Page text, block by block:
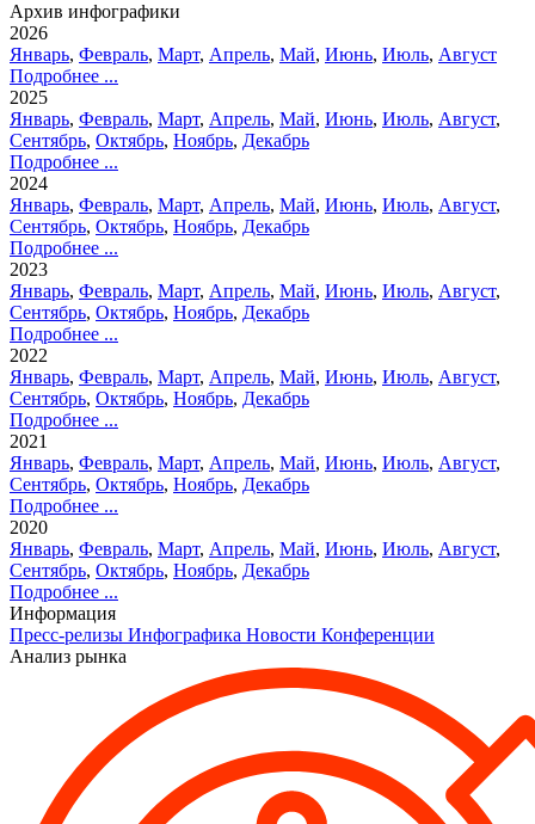
Архив инфографики
2026
Январь, Февраль, Март, Апрель, Май, Июнь, Июль, Август
Подробнее ...
2025
Январь, Февраль, Март, Апрель, Май, Июнь, Июль, Август,
Сентябрь, Октябрь, Ноябрь, Декабрь
Подробнее ...
2024
Январь, Февраль, Март, Апрель, Май, Июнь, Июль, Август,
Сентябрь, Октябрь, Ноябрь, Декабрь
Подробнее ...
2023
Январь, Февраль, Март, Апрель, Май, Июнь, Июль, Август,
Сентябрь, Октябрь, Ноябрь, Декабрь
Подробнее ...
2022
Январь, Февраль, Март, Апрель, Май, Июнь, Июль, Август,
Сентябрь, Октябрь, Ноябрь, Декабрь
Подробнее ...
2021
Январь, Февраль, Март, Апрель, Май, Июнь, Июль, Август,
Сентябрь, Октябрь, Ноябрь, Декабрь
Подробнее ...
2020
Январь, Февраль, Март, Апрель, Май, Июнь, Июль, Август,
Сентябрь, Октябрь, Ноябрь, Декабрь
Подробнее ...
Информация
Пресс-релизы Инфографика Новости Конференции
Анализ рынка